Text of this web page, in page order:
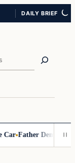
DAILY BRIEF
Father Demands